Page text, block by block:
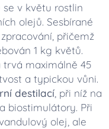
v květu rostlin
olejů. Sesbírané
přičemž
1 kg květů.
trvá maximálně 45
a typickou vůni.
destilací , při níž na
biostimulátory. Při
olej, ale